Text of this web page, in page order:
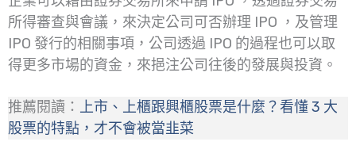
所得審查與會議，來決定公司可否辦理 IPO ，及管理
IPO 發行的相關事項，公司透過 IPO 的過程也可以取
得更多市場的資金，來挹注公司往後的發展與投資。
推薦閱讀： 上市、上櫃跟興櫃股票是什麼？看懂 3 大
股票的特點，才不會被當韭菜